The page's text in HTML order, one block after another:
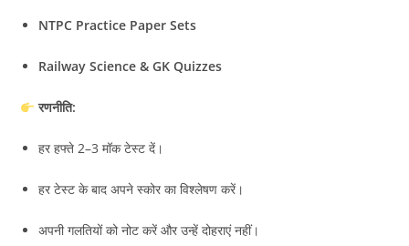
NTPC Practice Paper Sets
Railway Science & GK Quizzes
रणनीति:
हर हफ्ते 2–3 मॉक टेस्ट दें।
हर टेस्ट के बाद अपने स्कोर का विश्लेषण करें।
अपनी गलतियों को नोट करें और उन्हें दोहराएं नहीं।